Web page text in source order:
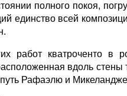
полного покоя,
единство всей
работ кватроченто в
вдоль стены
Рафаэлю и